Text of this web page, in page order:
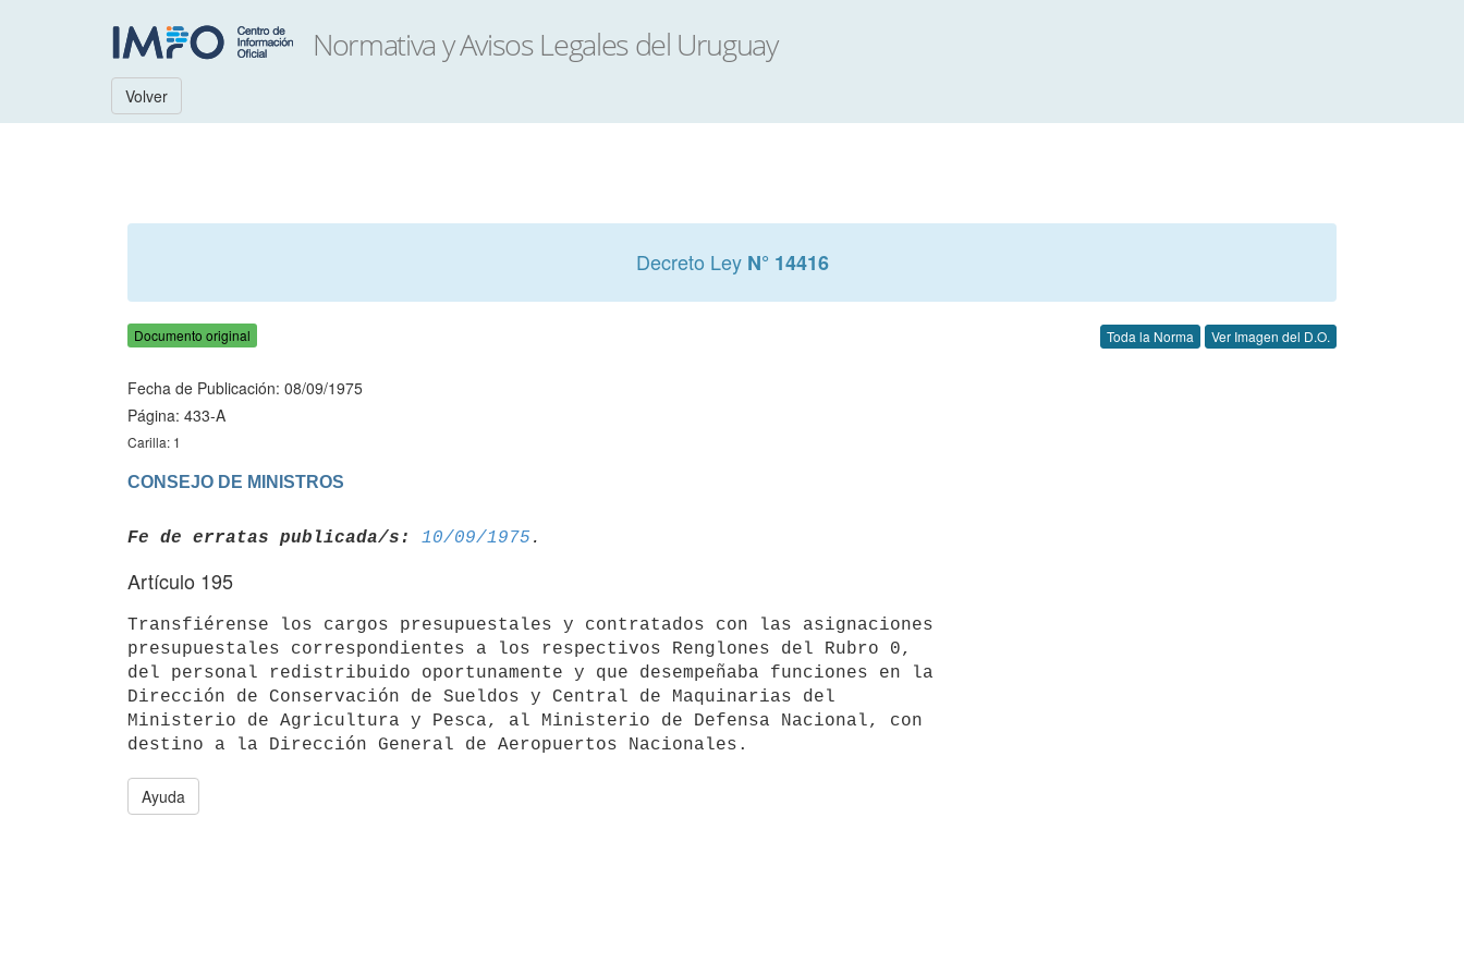
Volver
Decreto Ley N° 14416
Documento original Toda la Norma Ver Imagen del D.O.
Fecha de Publicación: 08/09/1975
Página: 433-A
Carilla: 1
CONSEJO DE MINISTROS
Fe de erratas publicada/s: 10/09/1975
Artículo 195
Transfiérense los cargos presupuestales y contratados con las asignaciones
presupuestales correspondientes a los respectivos Renglones del Rubro 0,
del personal redistribuido oportunamente y que desempeñaba funciones en la
Dirección de Conservación de Sueldos y Central de Maquinarias del
Ministerio de Agricultura y Pesca, al Ministerio de Defensa Nacional, con
Ayuda